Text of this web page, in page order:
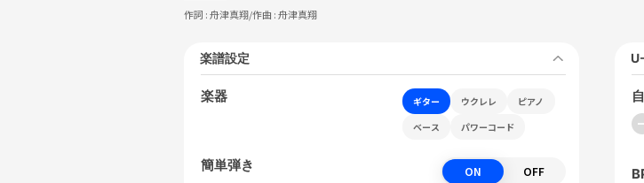
作詞 :舟津真翔/作曲 :舟津真翔
楽譜設定
楽器 ギター ウクレレ
ピアノ
ベース
パワーコード
簡単弾き ON OFF